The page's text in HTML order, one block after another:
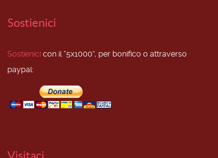
Sostienici
Sostienici con il “5x1000”, per bonifico o attraverso
paypal: